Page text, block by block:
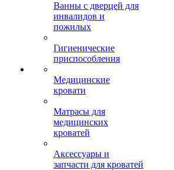
Ванны с дверцей для
инвалидов и
пожилых
Гигиенические
приспособления
Медицинские
кровати
Матрасы для
медицинских
кроватей
Аксессуары и
запчасти для кроватей